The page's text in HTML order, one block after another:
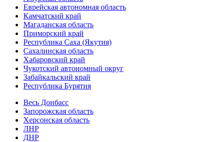
Еврейская автономная область
Камчатский край
Магаданская область
Приморский край
Республика Саха (Якутия)
Сахалинская область
Хабаровский край
Чукотский автономный округ
Забайкальский край
Республика Бурятия
Весь Донбасс
Запорожская область
Херсонская область
ЛНР
ДНР